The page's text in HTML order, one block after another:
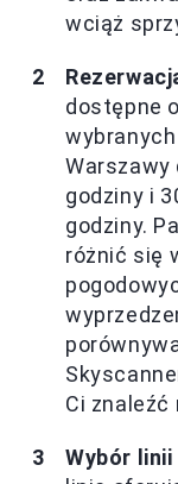
wciąż
dostępne
Warszawy
godziny i
godziny.
różnić się
Ci znaleźć
Wybór